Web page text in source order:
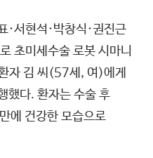
·서현석·박창식·권진근
초미세수술 로봇 시마니
자 김 씨(57세, 여)에게
했다. 환자는 수술 후
에 건강한 모습으로